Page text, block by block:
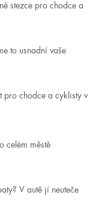
stezce pro chodce a
usnadní vaše
pro chodce a cyklisty v
celém městě
V autě jí neuteče